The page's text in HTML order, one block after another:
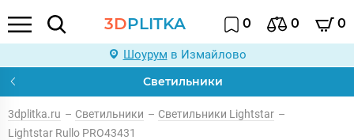
3DPLITKA 0 0 0
Шоурум в Измайлово
Светильники
3dplitka.ru – Светильники – Светильники Lightstar –
Lightstar Rullo PRO43431